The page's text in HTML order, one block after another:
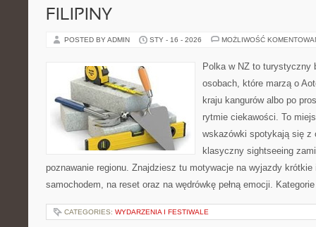
FILIPINY
POSTED BY ADMIN STY - 16 - 2026 MOŻLIWOŚĆ
Polka w NZ to turystyczny
osobach, które marzą o
kraju kangurów albo po
rytmie ciekawości. To
wskazówki spotykają się z
klasyczny sightseeing
poznawanie regionu. Znajdziesz tu motywacje na wyjazdy krótkie
samochodem, na reset oraz na wędrówkę pełną emocji.
CATEGORIES: WYDARZENIA I FESTIWALE